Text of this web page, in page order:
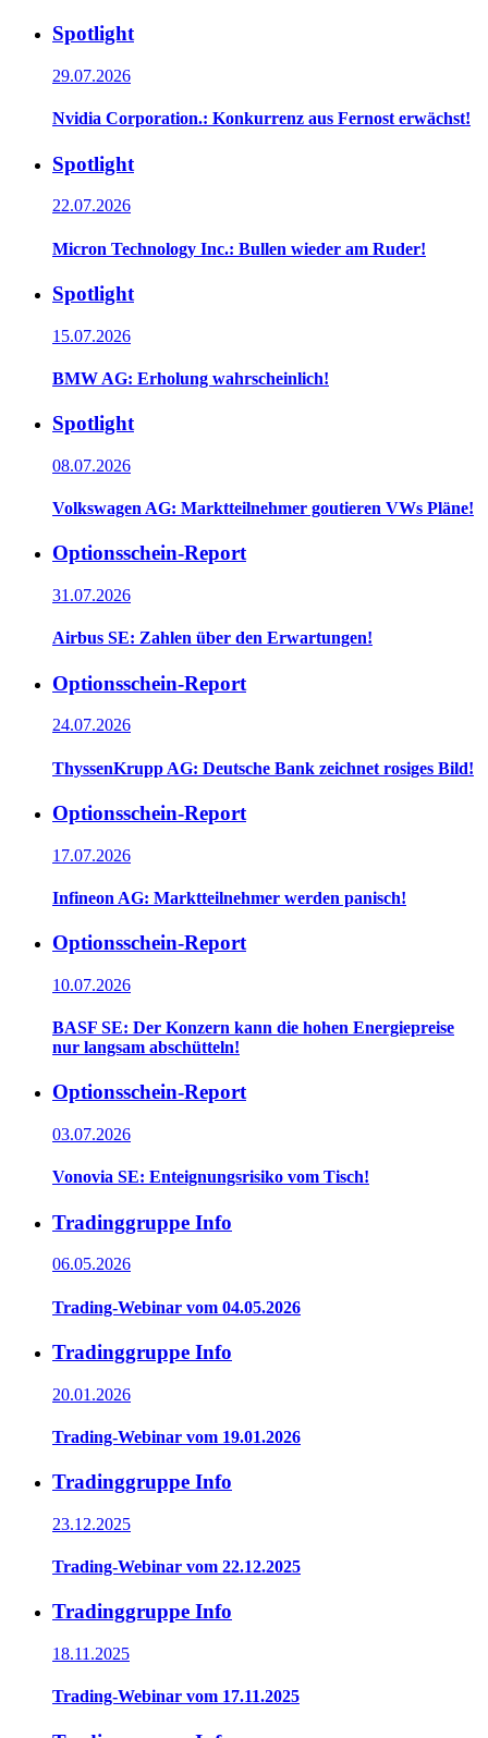
Spotlight
29.07.2026
Nvidia Corporation.: Konkurrenz aus Fernost erwächst!
Spotlight
22.07.2026
Micron Technology Inc.: Bullen wieder am Ruder!
Spotlight
15.07.2026
BMW AG: Erholung wahrscheinlich!
Spotlight
08.07.2026
Volkswagen AG: Marktteilnehmer goutieren VWs Pläne!
Optionsschein-Report
31.07.2026
Airbus SE: Zahlen über den Erwartungen!
Optionsschein-Report
24.07.2026
ThyssenKrupp AG: Deutsche Bank zeichnet rosiges Bild!
Optionsschein-Report
17.07.2026
Infineon AG: Marktteilnehmer werden panisch!
Optionsschein-Report
10.07.2026
BASF SE: Der Konzern kann die hohen Energiepreise
nur langsam abschütteln!
Optionsschein-Report
03.07.2026
Vonovia SE: Enteignungsrisiko vom Tisch!
Tradinggruppe Info
06.05.2026
Trading-Webinar vom 04.05.2026
Tradinggruppe Info
20.01.2026
Trading-Webinar vom 19.01.2026
Tradinggruppe Info
23.12.2025
Trading-Webinar vom 22.12.2025
Tradinggruppe Info
18.11.2025
Trading-Webinar vom 17.11.2025